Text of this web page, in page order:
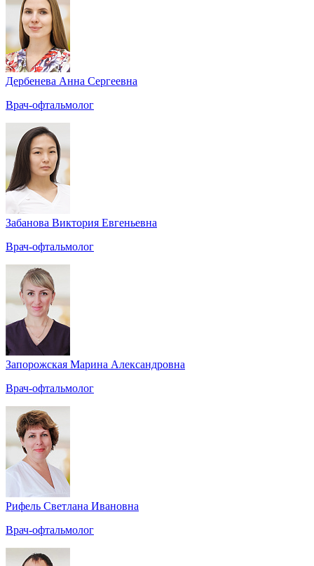
Дербенева Анна Сергеевна
Врач-офтальмолог
Забанова Виктория Евгеньевна
Врач-офтальмолог
Запорожская Марина Александровна
Врач-офтальмолог
Рифель Светлана Ивановна
Врач-офтальмолог